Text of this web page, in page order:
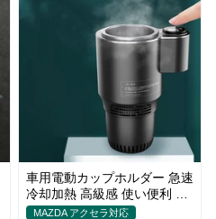
車用電動カップホルダー 急速
冷却加熱 高級感 使い便利 静
音 収納 飲み物
MAZDA アクセラ対応